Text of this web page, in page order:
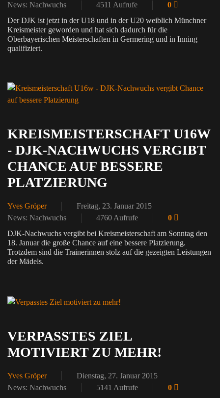
News: Nachwuchs
4511 Aufrufe
0
Der DJK ist jetzt in der U18 und in der U20 weiblich Münchner
Kreismeister geworden und hat sich dadurch für die
Oberbayerischen Meisterschaften in Germering und in Inning
qualifiziert.
KREISMEISTERSCHAFT U16W
- DJK-NACHWUCHS VERGIBT
CHANCE AUF BESSERE
PLATZIERUNG
Yves Gröper
Freitag, 23. Januar 2015
News: Nachwuchs
4760 Aufrufe
0
DJK-Nachwuchs vergibt bei Kreismeisterschaft am Sonntag den
18. Januar die große Chance auf eine bessere Platzierung.
Trotzdem sind die Trainerinnen stolz auf die gezeigten Leistungen
der Mädels.
VERPASSTES ZIEL
MOTIVIERT ZU MEHR!
Yves Gröper
Dienstag, 27. Januar 2015
News: Nachwuchs
5141 Aufrufe
0